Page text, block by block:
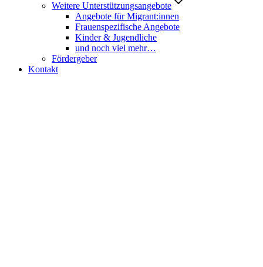
Weitere Unterstützungsangebote
Angebote für Migrant:innen
Frauenspezifische Angebote
Kinder & Jugendliche
und noch viel mehr…
Fördergeber
Kontakt